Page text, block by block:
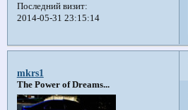
Последний визит:
2014-05-31 23:15:14
mkrs1
The Power of Dreams...